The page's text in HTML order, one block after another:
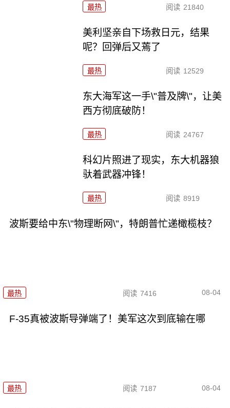
最热 阅读 21840
美利坚亲自下场救日元，结果
呢？回弹后又蔫了
最热 阅读 12529
东大海军这一手\"普及牌\"，让美
西方彻底破防！
最热 阅读 24767
科幻片照进了现实，东大机器狼
驮着武器冲锋！
最热 阅读 8919
波斯要给中东\"物理断网\"，特朗普忙递橄榄枝？
最热 阅读 7416 08-04
F-35真被波斯导弹端了！美军这次到底输在哪
最热 阅读 7187 08-04